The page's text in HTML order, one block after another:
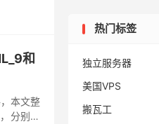
和
本文整
分别是
热门标签
独立服务器
美国VPS
搬瓦工